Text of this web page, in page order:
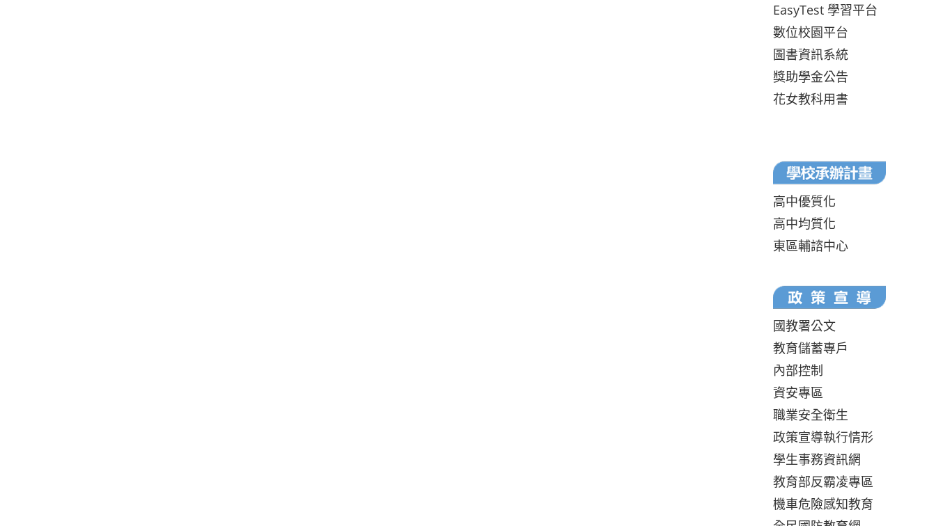
EasyTest 學習平台
數位校園平台
圖書資訊系統
獎助學金公告
花女教科用書
高中優質化
高中均質化
東區輔諮中心
國教署公文
教育儲蓄專戶
內部控制
資安專區
職業安全衛生
政策宣導執行情形
學生事務資訊網
教育部反霸凌專區
機車危險感知教育